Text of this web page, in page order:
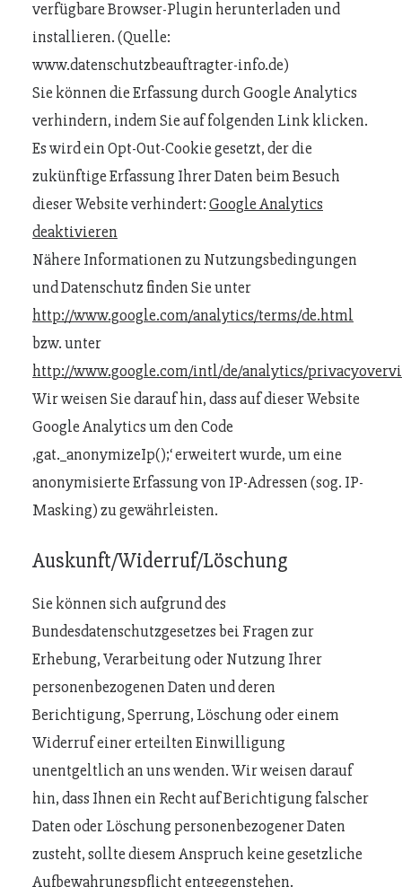
verfügbare Browser-Plugin herunterladen und
installieren. (Quelle:
www.datenschutzbeauftragter-info.de)
Sie können die Erfassung durch Google Analytics
verhindern, indem Sie auf folgenden Link klicken.
Es wird ein Opt-Out-Cookie gesetzt, der die
zukünftige Erfassung Ihrer Daten beim Besuch
dieser Website verhindert:Google Analytics
deaktivieren
Nähere Informationen zu Nutzungsbedingungen
und Datenschutz finden Sie unter
http://www.google.com/analytics/terms/de.html
bzw. unter
http://www.google.com/intl/de/analytics/
Wir weisen Sie darauf hin, dass auf dieser Website
Google Analytics um den Code
‚gat._anonymizeIp();‘ erweitert wurde, um eine
anonymisierte Erfassung von IP-Adressen (sog. IP-
Masking) zu gewährleisten.
Auskunft/Widerruf/Löschung
Sie können sich aufgrund des
Bundesdatenschutzgesetzes bei Fragen zur
Erhebung, Verarbeitung oder Nutzung Ihrer
personenbezogenen Daten und deren
Berichtigung, Sperrung, Löschung oder einem
Widerruf einer erteilten Einwilligung
unentgeltlich an uns wenden. Wir weisen darauf
hin, dass Ihnen ein Recht auf Berichtigung falscher
Daten oder Löschung personenbezogener Daten
zusteht, sollte diesem Anspruch keine gesetzliche
Aufbewahrungspflicht entgegenstehen.